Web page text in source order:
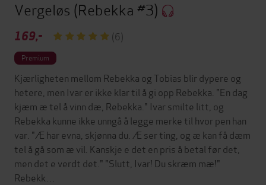
Vergeløs (Rebekka #3)
169,- (6)
Premium
Kjærligheten mellom Rebekka og Tobias blir dypere og
hetere, men Ivar er ikke klar til å gi opp Rebekka. "En dag
kjæm æ tel å vinn dæ, Rebekka." Ivar smilte litt, og
Rebekka kunne ikke unngå å legge merke til hvor pen han
var. "Æ har evna, skjønna du. Æ ser ting, og æ kan få dæm
tel å gå som æ vil. Kanskje e det en pris å betal før det,
men det e verdt det." "Slutt, Ivar! Du skræm mæ!"
Rebekk…